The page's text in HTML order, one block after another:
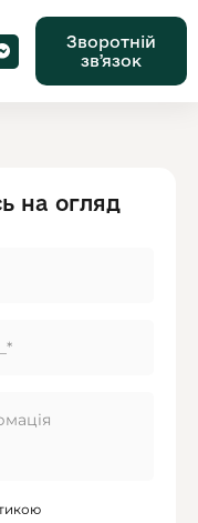
Зворотній
звʼязок
на огляд